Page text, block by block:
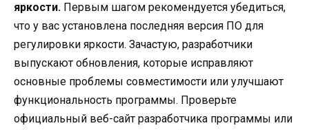
яркости. Первым шагом рекомендуется убедиться,
что у вас установлена последняя версия ПО для
регулировки яркости. Зачастую, разработчики
выпускают обновления, которые исправляют
основные проблемы совместимости или улучшают
функциональность программы. Проверьте
официальный веб-сайт разработчика программы или